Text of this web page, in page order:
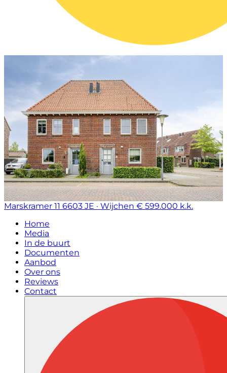
Marskramer 11 6603 JE · Wijchen € 599.000 k.k.
Home
Media
In de buurt
Documenten
Aanbod
Over ons
Reviews
Contact